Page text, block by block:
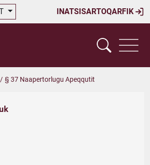
INATSISARTOQARFIK
/ § 37 Naapertorlugu Apeqqutit